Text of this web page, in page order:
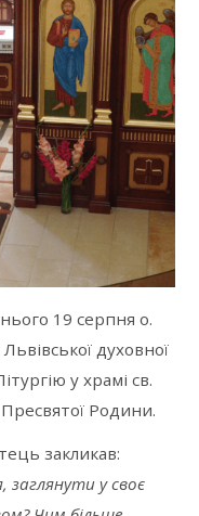
19 серпня о.
духовної
у храмі св.
Родини.
закликав:
заглянути у своє